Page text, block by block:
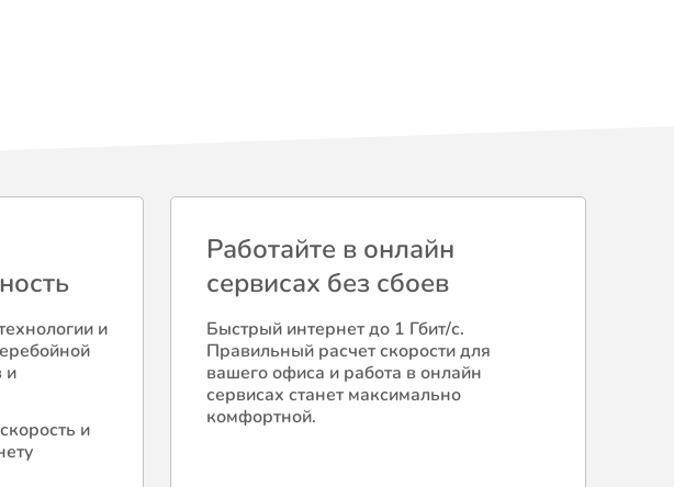
и
и
и
Работайте в онлайн
сервисах без сбоев
Быстрый интернет до 1 Гбит/с.
Правильный расчет скорости для
вашего офиса и работа в онлайн
сервисах станет максимально
комфортной.